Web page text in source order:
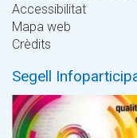
Accessibilitat
Mapa web
Crèdits
Segell